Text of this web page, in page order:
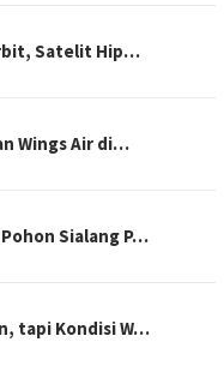
Satelit Hip…
Wings Air di…
Sialang P…
tapi Kondisi W…